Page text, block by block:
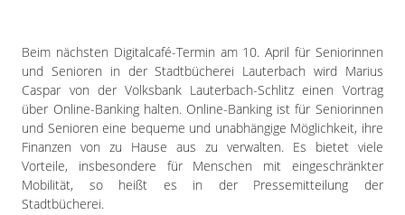
Beim nächsten Digitalcafé-Termin am 10. April für Seniorinnen
und Senioren in der Stadtbücherei Lauterbach wird Marius
Caspar von der Volksbank Lauterbach-Schlitz einen Vortrag
über Online-Banking halten. Online-Banking ist für Seniorinnen
und Senioren eine bequeme und unabhängige Möglichkeit, ihre
Finanzen von zu Hause aus zu verwalten. Es bietet viele
Vorteile, insbesondere für Menschen mit eingeschränkter
Mobilität, so heißt es in der Pressemitteilung der
Stadtbücherei.